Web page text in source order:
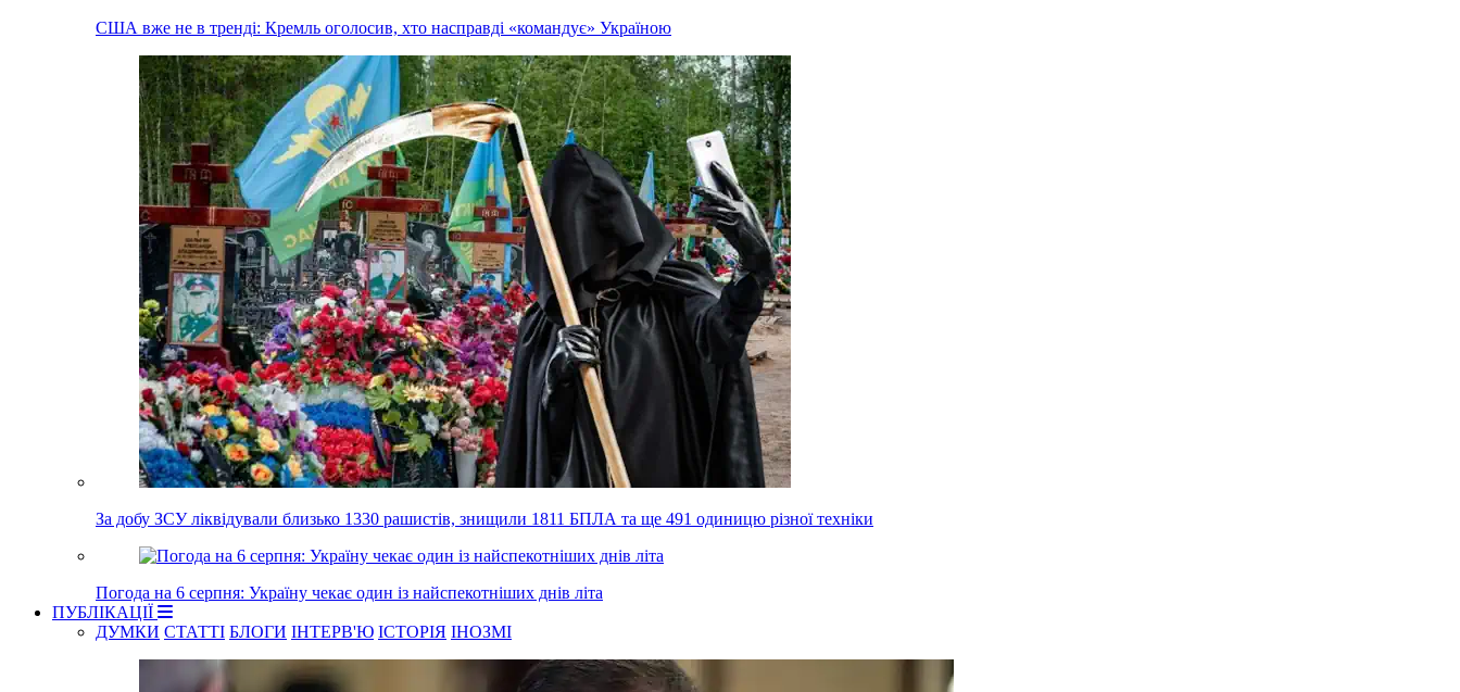
США вже не в тренді: Кремль оголосив, хто насправді «командує» Україною
За добу ЗСУ ліквідували близько 1330 рашистів, знищили 1811 БПЛА та ще 491 одиницю різної техніки
Погода на 6 серпня: Україну чекає один із найспекотніших днів літа
ПУБЛІКАЦІЇ
ДУМКИ СТАТТІ БЛОГИ ІНТЕРВ'Ю ІСТОРІЯ ІНОЗМІ